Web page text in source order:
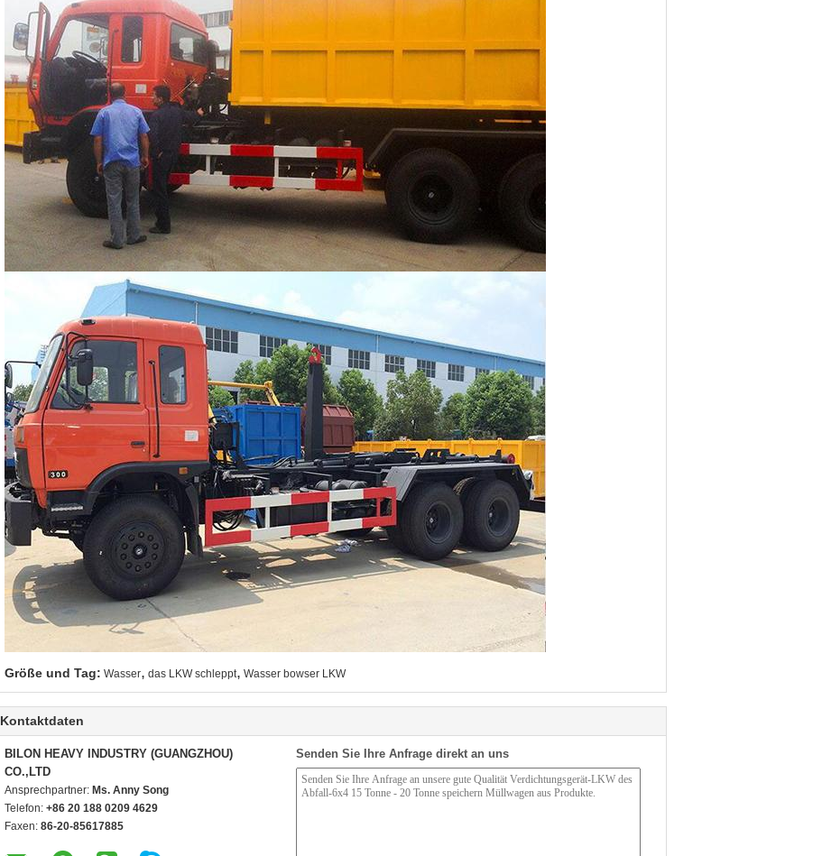
Größe und Tag: Wasser, das LKW schleppt, Wasser bowser LKW
Kontaktdaten
BILON HEAVY INDUSTRY (GUANGZHOU)
CO.,LTD
Ansprechpartner: Ms. Anny Song
Telefon: +86 20 188 0209 4629
Faxen: 86-20-85617885
Senden Sie Ihre Anfrage direkt an uns